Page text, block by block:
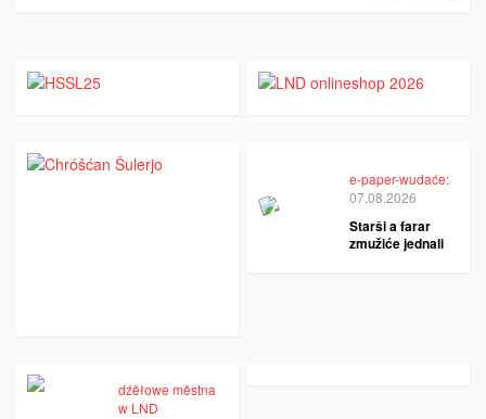
e-paper-wudaće:
07.08.2026
Starši a farar
zmužiće jednali
dźěłowe městna
w LND